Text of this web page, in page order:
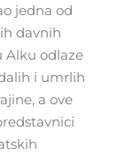
jedna od
davnih
Alku odlaze
i umrlih
a ove